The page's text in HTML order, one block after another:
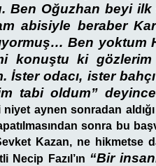
Ben Oğuzhan beyi
abisiyle beraber
Ben
konuştu ki gözlerim
İster odacı, ister
tabi oldum”
aynen sonradan
sonra bu
Kazan, ne hikmetse
Necip Fazıl’ın “Bir